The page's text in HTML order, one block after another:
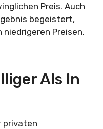
Preis. Auch
begeistert,
Preisen.
Als In
privaten